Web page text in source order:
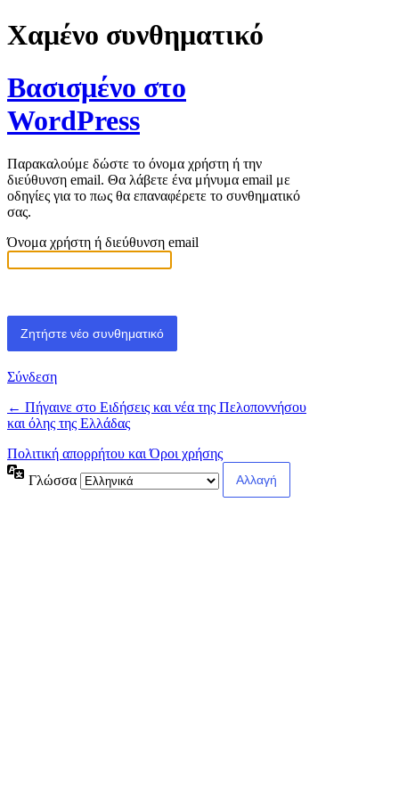
Χαμένο συνθηματικό
Βασισμένο στο
WordPress
Παρακαλούμε δώστε το όνομα χρήστη ή την
διεύθυνση email. Θα λάβετε ένα μήνυμα email με
οδηγίες για το πως θα επαναφέρετε το συνθηματικό
σας.
Όνομα χρήστη ή διεύθυνση email
Σύνδεση
← Πήγαινε στο Ειδήσεις και νέα της Πελοποννήσου
και όλης της Ελλάδας
Πολιτική απορρήτου και Όροι χρήσης
Γλώσσα